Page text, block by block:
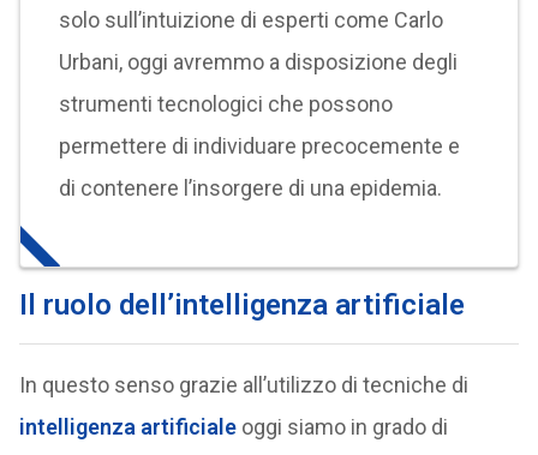
solo sull’intuizione di esperti come Carlo
Urbani, oggi avremmo a disposizione degli
strumenti tecnologici che possono
permettere di individuare precocemente e
di contenere l’insorgere di una epidemia.
Il ruolo dell’intelligenza artificiale
In questo senso grazie all’utilizzo di tecniche di
intelligenza artificialeoggi siamo in grado di